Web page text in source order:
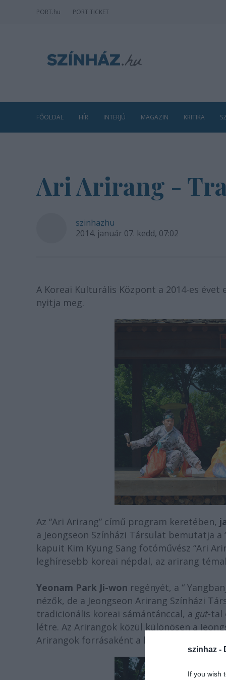
szinhaz -
If you wish
PORT.hu PORT TICKET
FŐOLDAL HÍR INTERJÚ MAGAZIN KRITIKA
Ari Arirang -
szinhazhu
2014. január 07. kedd, 07:02
A Koreai Kulturális Központ a 2014-es
nyitja meg.
Az “Ari Arirang” című program keretében,
a Jeongseon Színházi Társulat bemutatja
kapuit Kim Kyung Sang fotóművész “Ari
leghíresebb koreai népdal, az arirang
Yeonam Park Ji-won regényét, a “
nézők, de a Jeongseon Arirang Színházi
tradicionális koreai sámántánccal, a gut-tal
létre. Az Arirangok közül különösen a
Arirangok forrásaként a koreai nép